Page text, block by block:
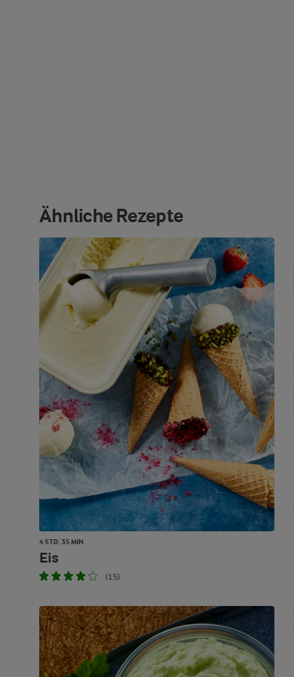
Ähnliche Rezepte
4 STD. 35 MIN.
Eis
(15)